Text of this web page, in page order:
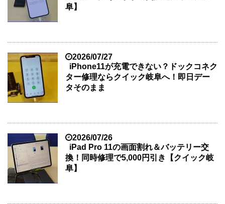
阜】
2026/07/27
iPhone11が充電できない？ドックコネク
ター修理ならクイック岐阜へ！即日デー
タそのまま
2026/07/26
iPad Pro 11の画面割れ＆バッテリー交
換！同時修理で5,000円引き【クイック岐
阜】